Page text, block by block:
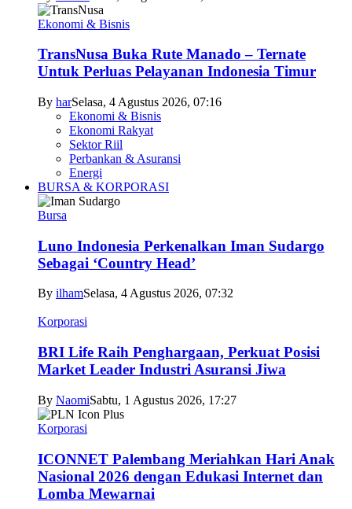
Ekonomi & Bisnis
TransNusa Buka Rute Manado – Ternate
Untuk Perluas Pelayanan Indonesia Timur
By harSelasa, 4 Agustus 2026, 07:16
Ekonomi & Bisnis
Ekonomi Rakyat
Sektor Riil
Perbankan & Asuransi
Energi
BURSA & KORPORASI
Bursa
Luno Indonesia Perkenalkan Iman Sudargo
Sebagai ‘Country Head’
By ilhamSelasa, 4 Agustus 2026, 07:32
Korporasi
BRI Life Raih Penghargaan, Perkuat Posisi
Market Leader Industri Asuransi Jiwa
By NaomiSabtu, 1 Agustus 2026, 17:27
Korporasi
ICONNET Palembang Meriahkan Hari Anak
Nasional 2026 dengan Edukasi Internet dan
Lomba Mewarnai